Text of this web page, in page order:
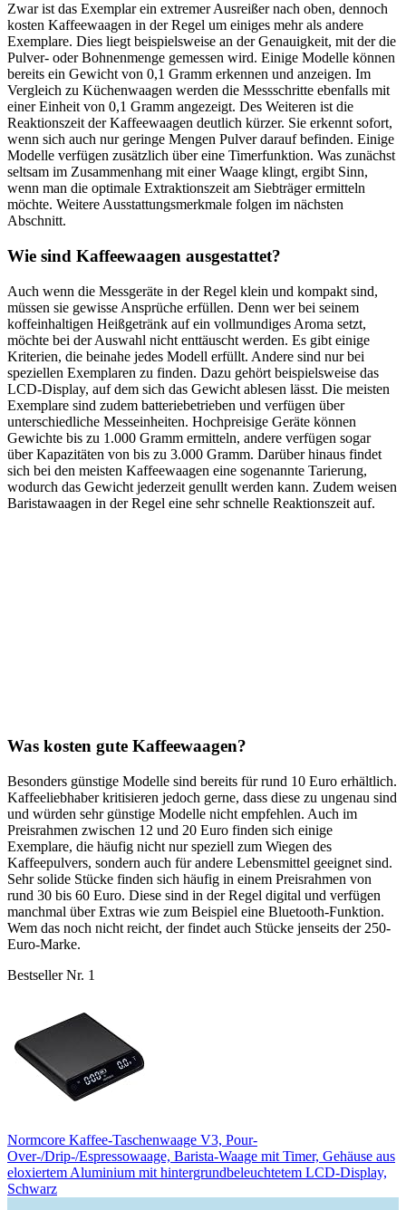
Zwar ist das Exemplar ein extremer Ausreißer nach oben, dennoch
kosten Kaffeewaagen in der Regel um einiges mehr als andere
Exemplare. Dies liegt beispielsweise an der Genauigkeit, mit der die
Pulver- oder Bohnenmenge gemessen wird. Einige Modelle können
bereits ein Gewicht von 0,1 Gramm erkennen und anzeigen. Im
Vergleich zu Küchenwaagen werden die Messschritte ebenfalls mit
einer Einheit von 0,1 Gramm angezeigt. Des Weiteren ist die
Reaktionszeit der Kaffeewaagen deutlich kürzer. Sie erkennt sofort,
wenn sich auch nur geringe Mengen Pulver darauf befinden. Einige
Modelle verfügen zusätzlich über eine Timerfunktion. Was zunächst
seltsam im Zusammenhang mit einer Waage klingt, ergibt Sinn,
wenn man die optimale Extraktionszeit am Siebträger ermitteln
möchte. Weitere Ausstattungsmerkmale folgen im nächsten
Abschnitt.
Wie sind Kaffeewaagen ausgestattet?
Auch wenn die Messgeräte in der Regel klein und kompakt sind,
müssen sie gewisse Ansprüche erfüllen. Denn wer bei seinem
koffeinhaltigen Heißgetränk auf ein vollmundiges Aroma setzt,
möchte bei der Auswahl nicht enttäuscht werden. Es gibt einige
Kriterien, die beinahe jedes Modell erfüllt. Andere sind nur bei
speziellen Exemplaren zu finden. Dazu gehört beispielsweise das
LCD-Display, auf dem sich das Gewicht ablesen lässt. Die meisten
Exemplare sind zudem batteriebetrieben und verfügen über
unterschiedliche Messeinheiten. Hochpreisige Geräte können
Gewichte bis zu 1.000 Gramm ermitteln, andere verfügen sogar
über Kapazitäten von bis zu 3.000 Gramm. Darüber hinaus findet
sich bei den meisten Kaffeewaagen eine sogenannte Tarierung,
wodurch das Gewicht jederzeit genullt werden kann. Zudem weisen
Baristawaagen in der Regel eine sehr schnelle Reaktionszeit auf.
Was kosten gute Kaffeewaagen?
Besonders günstige Modelle sind bereits für rund 10 Euro erhältlich.
Kaffeeliebhaber kritisieren jedoch gerne, dass diese zu ungenau sind
und würden sehr günstige Modelle nicht empfehlen. Auch im
Preisrahmen zwischen 12 und 20 Euro finden sich einige
Exemplare, die häufig nicht nur speziell zum Wiegen des
Kaffeepulvers, sondern auch für andere Lebensmittel geeignet sind.
Sehr solide Stücke finden sich häufig in einem Preisrahmen von
rund 30 bis 60 Euro. Diese sind in der Regel digital und verfügen
manchmal über Extras wie zum Beispiel eine Bluetooth-Funktion.
Wem das noch nicht reicht, der findet auch Stücke jenseits der 250-
Euro-Marke.
Bestseller Nr. 1
Normcore Kaffee-Taschenwaage V3, Pour-
Over-/Drip-/Espressowaage, Barista-Waage mit Timer, Gehäuse aus
eloxiertem Aluminium mit hintergrundbeleuchtetem LCD-Display,
Schwarz